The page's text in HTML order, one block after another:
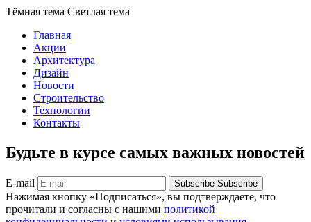
Тёмная тема Светлая тема
Главная
Акции
Архитектура
Дизайн
Новости
Строительство
Технологии
Контакты
Будьте в курсе самых важных новостей
E-mail Subscribe Subscribe
Нажимая кнопку «Подписаться», вы подтверждаете, что
прочитали и согласны с нашими политикой